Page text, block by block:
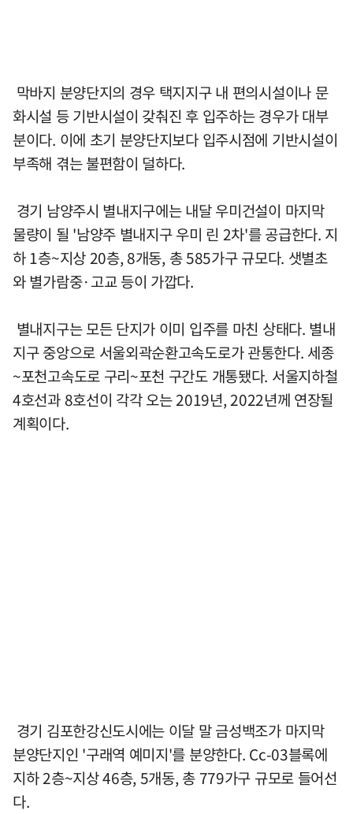
막바지 분양단지의 경우 택지지구 내 편의시설이나 문
화시설 등 기반시설이 갖춰진 후 입주하는 경우가 대부
분이다. 이에 초기 분양단지보다 입주시점에 기반시설이
부족해 겪는 불편함이 덜하다.
경기 남양주시 별내지구에는 내달 우미건설이 마지막
물량이 될 '남양주 별내지구 우미 린 2차'를 공급한다. 지
하 1층~지상 20층, 8개동, 총 585가구 규모다. 샛별초
와 별가람중·고교 등이 가깝다.
별내지구는 모든 단지가 이미 입주를 마친 상태다. 별내
지구 중앙으로 서울외곽순환고속도로가 관통한다. 세종
~포천고속도로 구리~포천 구간도 개통됐다. 서울지하철
4호선과 8호선이 각각 오는 2019년, 2022년께 연장될
계획이다.
경기 김포한강신도시에는 이달 말 금성백조가 마지막
분양단지인 '구래역 예미지'를 분양한다. Cc-03블록에
지하 2층~지상 46층, 5개동, 총 779가구 규모로 들어선
다.